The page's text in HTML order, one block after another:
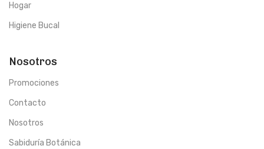
Hogar
Higiene Bucal
Nosotros
Promociones
Contacto
Nosotros
Sabiduría Botánica